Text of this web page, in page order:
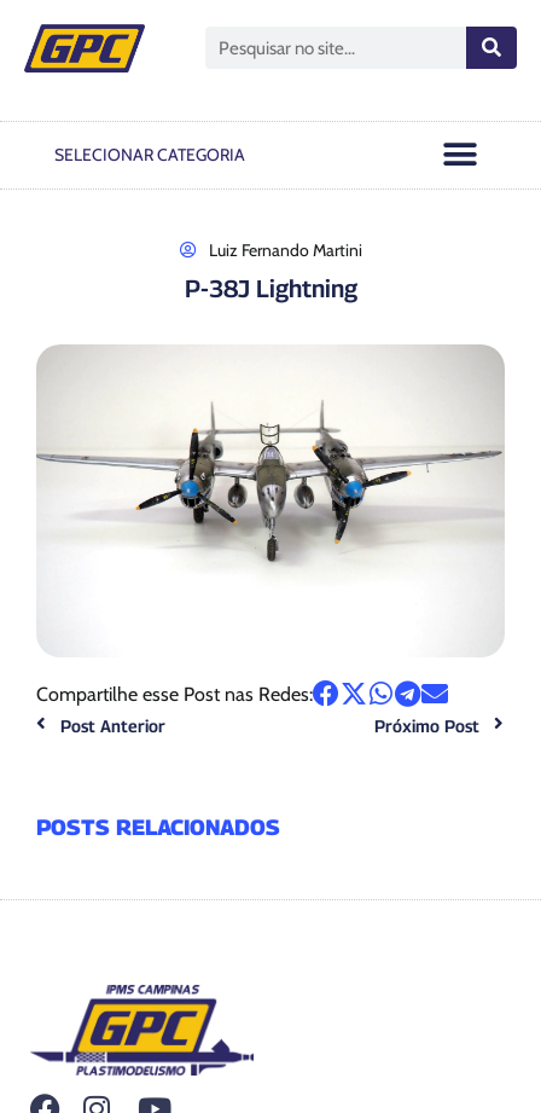
SELECIONAR CATEGORIA
Luiz Fernando Martini
P-38J Lightning
Compartilhe esse Post nas Redes:
Post Anterior Próximo Post
POSTS RELACIONADOS